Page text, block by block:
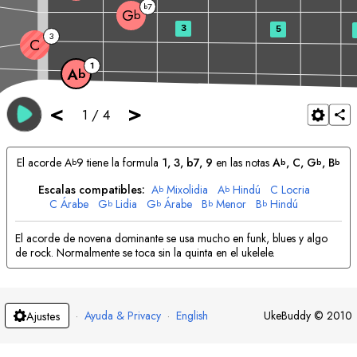
< 1 / 4 >
Ab 1
C 3
Gb
b7
3 5
El acorde Ab9 tiene la formula 1, 3, b7, 9 en las notasAb, C, Gb, Bb
Escalas compatibles: Ab Mixolidia Ab Hindú C Locria
C Árabe Gb Lidia Gb Árabe Bb Menor Bb Hindú
El acorde de novena dominante se usa mucho en funk, blues y algo
de rock. Normalmente se toca sin la quinta en el ukelele.
Ajustes · Ayuda & Privacy · English UkeBuddy © 2010